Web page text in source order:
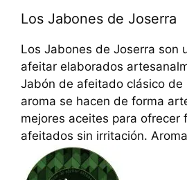
Los Jabones de Joserra
Los Jabones de Joserra son
afeitar elaborados
Jabón de afeitado clásico de
aroma se hacen de forma
mejores aceites para ofrecer
afeitados sin irritación.